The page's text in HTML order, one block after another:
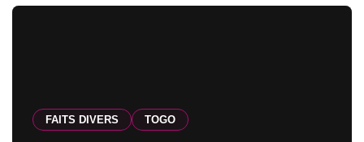
FAITS DIVERS TOGO